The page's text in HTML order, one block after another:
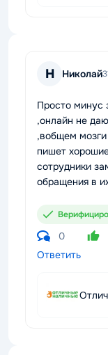
Н Николай
Просто минус
,онлайн не
,вобщем
пишет
сотрудники
обращения в
0
Ответить